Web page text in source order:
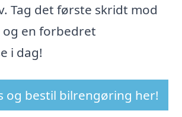
Tag det første skridt mod
en forbedret
i dag!
og bestil bilrengøring her!